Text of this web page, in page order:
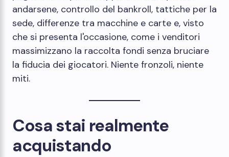
andarsene, controllo del bankroll, tattiche per la
sede, differenze tra macchine e carte e, visto
che si presenta l'occasione, come i venditori
massimizzano la raccolta fondi senza bruciare
la fiducia dei giocatori. Niente fronzoli, niente
miti.
Cosa stai realmente
acquistando